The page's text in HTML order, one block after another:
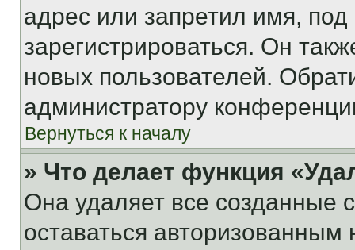
адрес или запретил имя,
зарегистрироваться. Он
новых пользователей.
администратору
Вернуться к началу
» Что делает функция
Она удаляет все созданные
оставаться